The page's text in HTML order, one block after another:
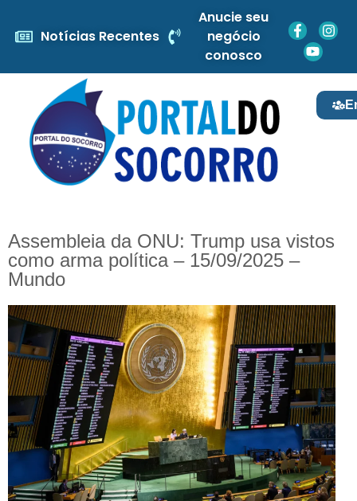
Notícias Recentes
Anucie seu
negócio
conosco
Assembleia da ONU: Trump usa vistos
como arma política – 15/09/2025 –
Mundo